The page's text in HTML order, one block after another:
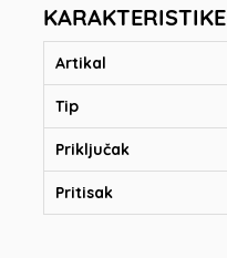
KARAKTERISTIKE
Artikal
Tip
Priključak
Pritisak